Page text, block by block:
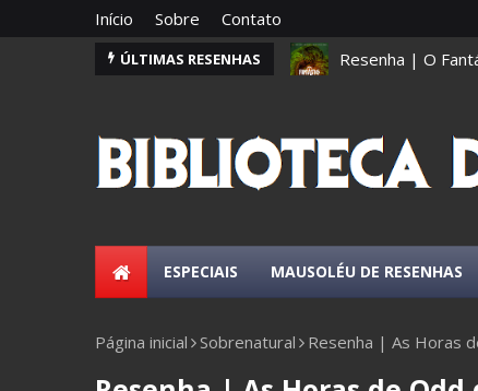
Início Sobre Contato
ÚLTIMAS RESENHAS Resenha | O
ESPECIAIS MAUSOLÉU DE RESENHAS
Página inicial Sobrenatural Resenha | As Horas